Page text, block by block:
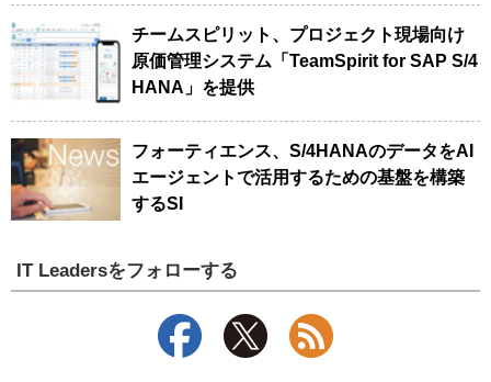
チームスピリット、プロジェクト現場向け
原価管理システム「TeamSpirit for SAP S/4
HANA」を提供
フォーティエンス、S/4HANAのデータをAI
エージェントで活用するための基盤を構築
するSI
IT Leadersをフォローする